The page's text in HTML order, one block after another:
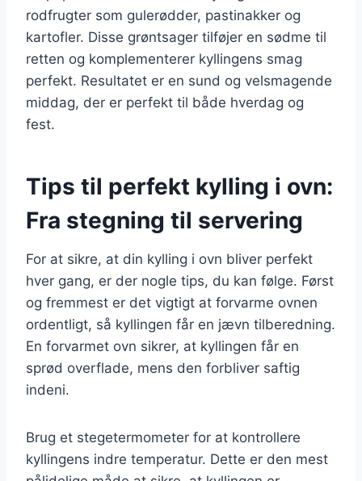
rodfrugter som gulerødder, pastinakker og
kartofler. Disse grøntsager tilføjer en sødme til
retten og komplementerer kyllingens smag
perfekt. Resultatet er en sund og velsmagende
middag, der er perfekt til både hverdag og
fest.
Tips til perfekt kylling i ovn:
Fra stegning til servering
For at sikre, at din kylling i ovn bliver perfekt
hver gang, er der nogle tips, du kan følge. Først
og fremmest er det vigtigt at forvarme ovnen
ordentligt, så kyllingen får en jævn tilberedning.
En forvarmet ovn sikrer, at kyllingen får en
sprød overflade, mens den forbliver saftig
indeni.
Brug et stegetermometer for at kontrollere
kyllingens indre temperatur. Dette er den mest